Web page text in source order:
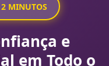
MINUTOS
e
em Todo o